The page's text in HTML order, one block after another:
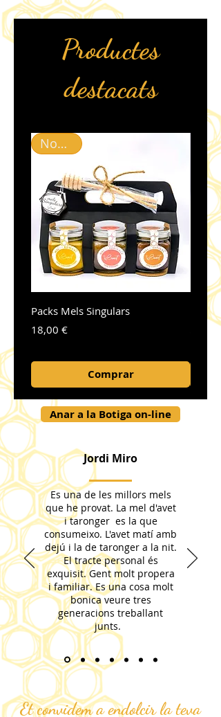
Productes
destacats
Novetat
Packs Mels Singulars
Preu
18,00 €
Comprar
Mel
5,85 €
Anar a la Botiga on-line
Jordi Miro
Es una de les millors mels
que he provat. La mel d'avet
i taronger es la que
consumeixo. L'avet matí amb
dejú i la de taronger a la nit.
El tracte personal és
exquisit. Gent molt propera
i familiar. Es una cosa molt
bonica veure tres
generacions treballant
junts.
Et convidem a endolcir la teva